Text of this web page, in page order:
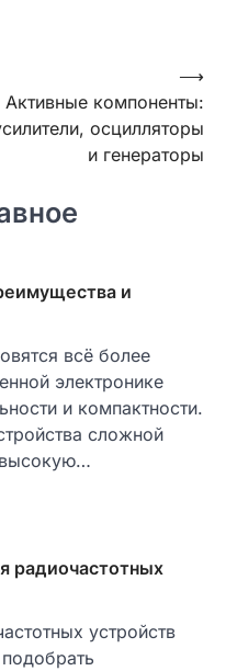
Активные компоненты:
осцилляторы
и генераторы
⟶
и
всё более
электронике
и компактности.
сложной
радиочастотных
устройств